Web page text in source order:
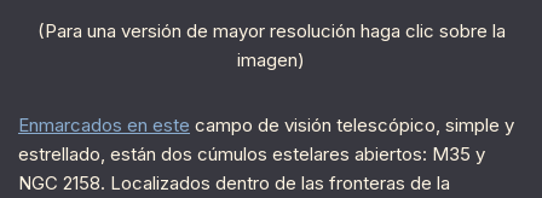
(Para una versión de mayor resolución haga clic sobre la
imagen)
Enmarcados en este campo de visión telescópico, simple y
estrellado, están dos cúmulos estelares abiertos: M35 y
NGC 2158. Localizados dentro de las fronteras de la